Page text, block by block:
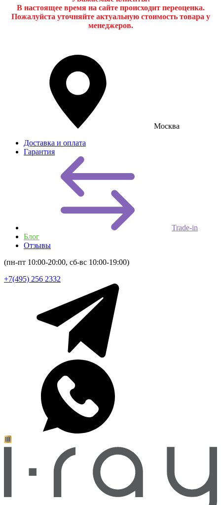
В настоящее время на сайте происходит переоценка.
Пожалуйста уточняйте актуальную стоимость товара у
менеджеров.
Москва
Доставка и оплата
Гарантия
Trade-in
Блог
Отзывы
(пн-пт 10:00-20:00, сб-вс 10:00-19:00)
+7(495) 256 2332